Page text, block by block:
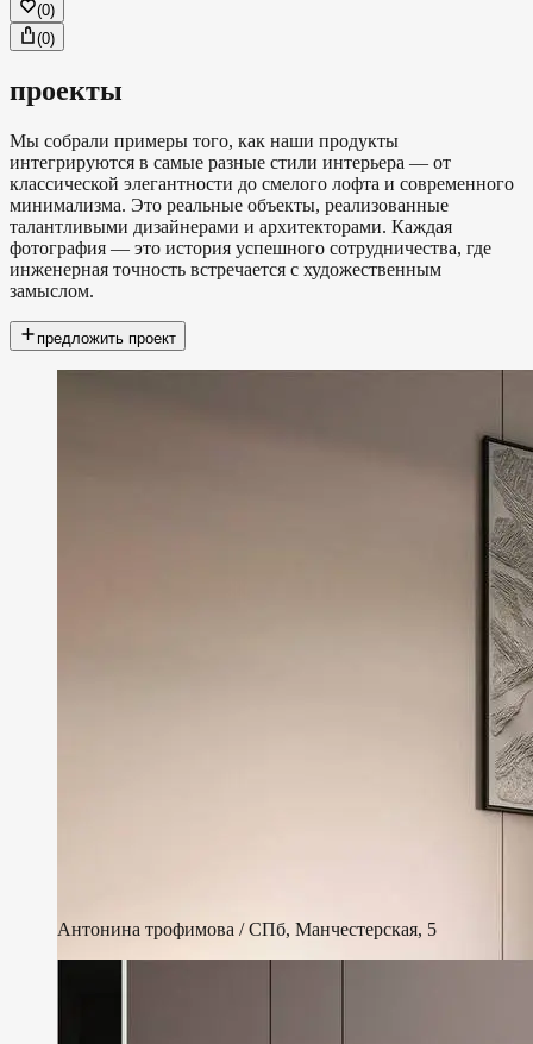
(0)
(0)
проекты
Мы собрали примеры того, как наши продукты
интегрируются в самые разные стили интерьера — от
классической элегантности до смелого лофта и современного
минимализма. Это реальные объекты, реализованные
талантливыми дизайнерами и архитекторами. Каждая
фотография — это история успешного сотрудничества, где
инженерная точность встречается с художественным
замыслом.
предложить проект
Антонина трофимова / СПб, Манчестерская, 5